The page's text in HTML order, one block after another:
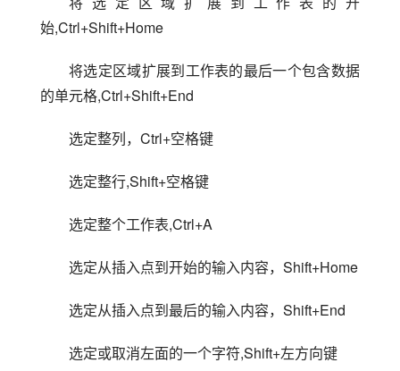
始,Ctrl+Shift+Home
将选定区域扩展到工作表的最后一个包含数据
的单元格,Ctrl+Shift+End
选定整列，Ctrl+空格键
选定整行,Shift+空格键
选定整个工作表,Ctrl+A
选定从插入点到开始的输入内容，Shift+Home
选定从插入点到最后的输入内容，Shift+End
选定或取消左面的一个字符,Shift+左方向键